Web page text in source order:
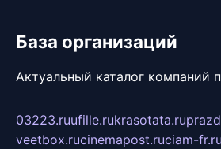
База организаций
Актуальный каталог компаний
03223.ruufille.rukrasotata.ru
veetbox.rucinemapost.ruciam-fr.ru